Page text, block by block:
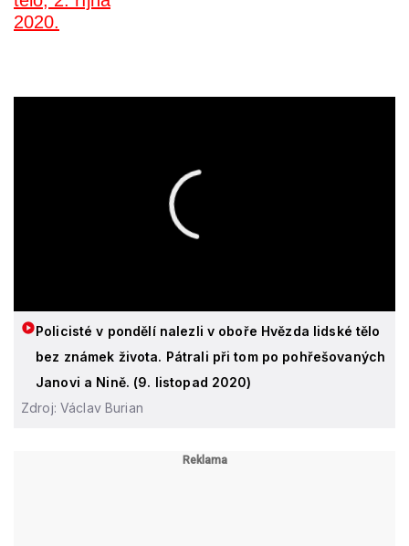
Policisté v pondělí nalezli v oboře Hvězda lidské tělo
bez známek života. Pátrali při tom po pohřešovaných
Janovi a Nině. (9. listopad 2020)
Zdroj: Václav Burian